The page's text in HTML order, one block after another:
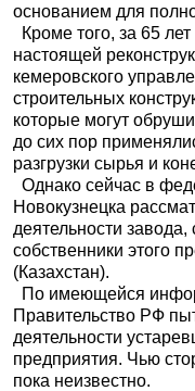
основанием для
Кроме того, за 65
настоящей
кемеровского
строительных
которые могут
до сих пор
разгрузки сырья и
Однако сейчас в
Новокузнецка
деятельности
собственники этого
(Казахстан).
По имеющейся
Правительство РФ
деятельности
предприятия. Чью
пока неизвестно.